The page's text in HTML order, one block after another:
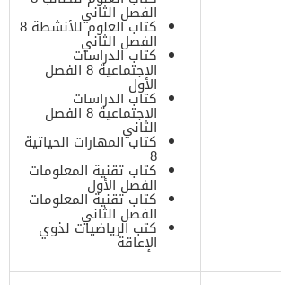
الفصل الثاني
كتاب العلوم للأنشطة 8
الفصل الثاني
كتاب الدراسات
الاجتماعية 8 الفصل
الأول
كتاب الدراسات
الاجتماعية 8 الفصل
الثاني
كتاب المهارات الحياتية
8
كتاب تقنية المعلومات
الفصل الأول
كتاب تقنية المعلومات
الفصل الثاني
كتب الرياضيات لذوي
الإعاقة